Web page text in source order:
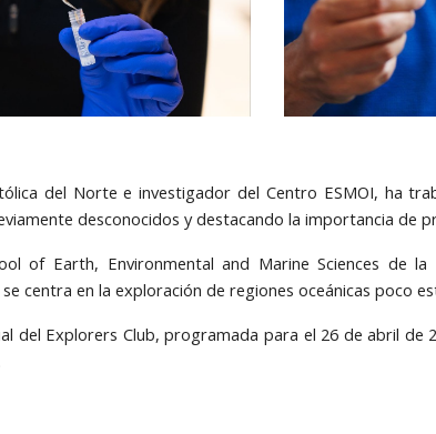
del Norte e investigador del Centro ESMOI, ha
desconocidos y destacando la importancia de
of Earth, Environmental and Marine Sciences de
centra en la exploración de regiones oceánicas poco
del Explorers Club, programada para el 26 de abril